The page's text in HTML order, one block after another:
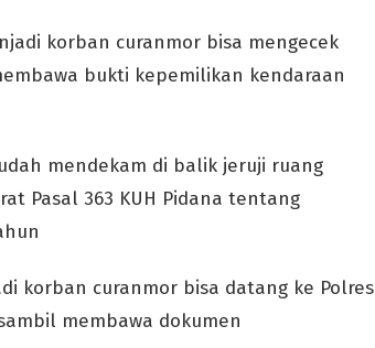
korban curanmor bisa mengecek
bukti kepemilikan kendaraan
mendekam di balik jeruji ruang
Pasal 363 KUH Pidana tentang
korban curanmor bisa datang ke Polres
membawa dokumen